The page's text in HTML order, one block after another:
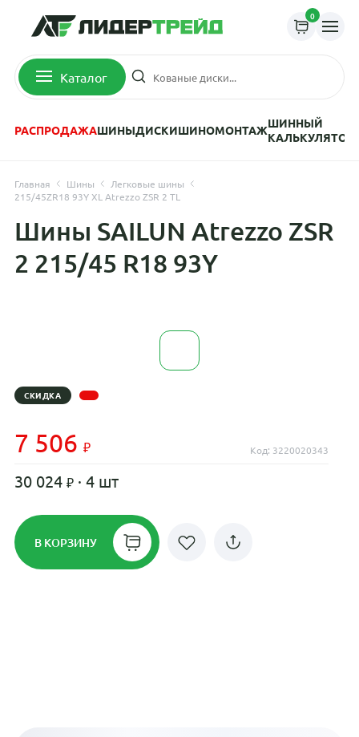
0
Каталог
РАСПРОДАЖАШИНЫДИСКИШИНОМОНТАЖШИННЫЙ
КАЛЬКУЛЯТОР
Главная Шины
Легковые шины
215/45ZR18 93Y XL Atrezzo ZSR 2 TL
Шины SAILUN Atrezzo ZSR
2 215/45 R18 93Y
СКИДКА
7 506 Код: 3220020343
30 024 · 4 шт
В КОРЗИНУ